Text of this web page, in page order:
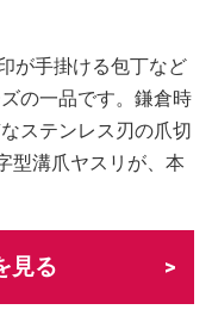
が手掛ける包丁など
の一品です。鎌倉時
ステンレス刃の爪切
型溝爪ヤスリが、本
見る